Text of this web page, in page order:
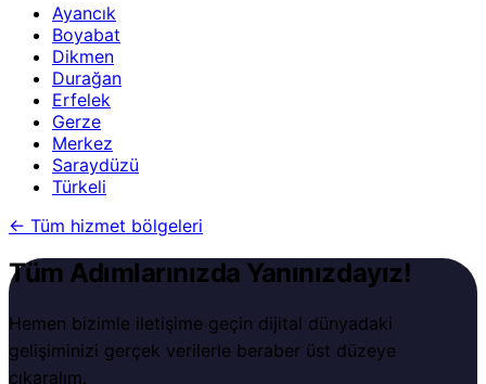
Ayancık
Boyabat
Dikmen
Durağan
Erfelek
Gerze
Merkez
Saraydüzü
Türkeli
← Tüm hizmet bölgeleri
Tüm Adımlarınızda Yanınızdayız!
Hemen bizimle iletişime geçin dijital dünyadaki
gelişiminizi gerçek verilerle beraber üst düzeye
çıkaralım.